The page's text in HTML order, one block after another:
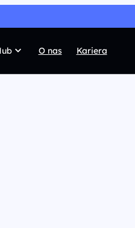
O nas Kariera